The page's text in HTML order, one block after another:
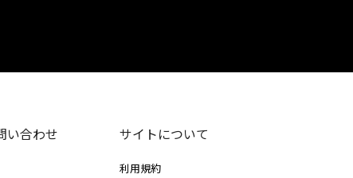
い合わせ サイトについて
利用規約